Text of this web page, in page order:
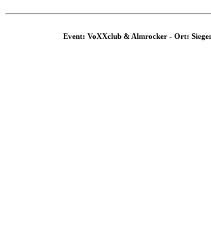
Event: VoXXclub & Almrocker - Ort: